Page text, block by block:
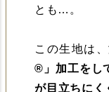
とも…。
この生地は、
®︎」加工をし
が目立ちにく